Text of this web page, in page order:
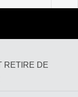
RETIRE DE